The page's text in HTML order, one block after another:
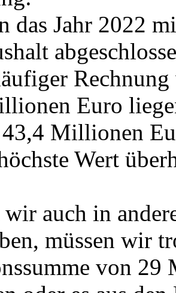
das Jahr 2022
Euro
Millionen
Wert
auch in
müssen wir
von